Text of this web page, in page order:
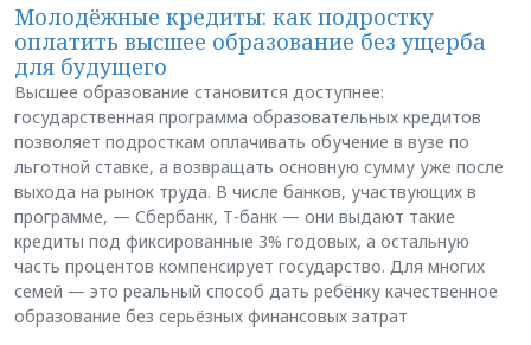
Молодёжные кредиты: как подростку
оплатить высшее образование без ущерба
для будущего
Высшее образование становится доступнее:
государственная программа образовательных кредитов
позволяет подросткам оплачивать обучение в вузе по
льготной ставке, а возвращать основную сумму уже после
выхода на рынок труда. В числе банков, участвующих в
программе, — Сбербанк, Т-банк — они выдают такие
кредиты под фиксированные 3% годовых, а остальную
часть процентов компенсирует государство. Для многих
семей — это реальный способ дать ребёнку качественное
образование без серьёзных финансовых затрат